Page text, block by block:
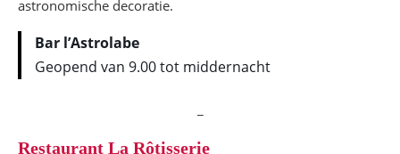
Bar l’Astrolabe
Geopend van 9.00 tot middernacht
Restaurant La Rôtisserie